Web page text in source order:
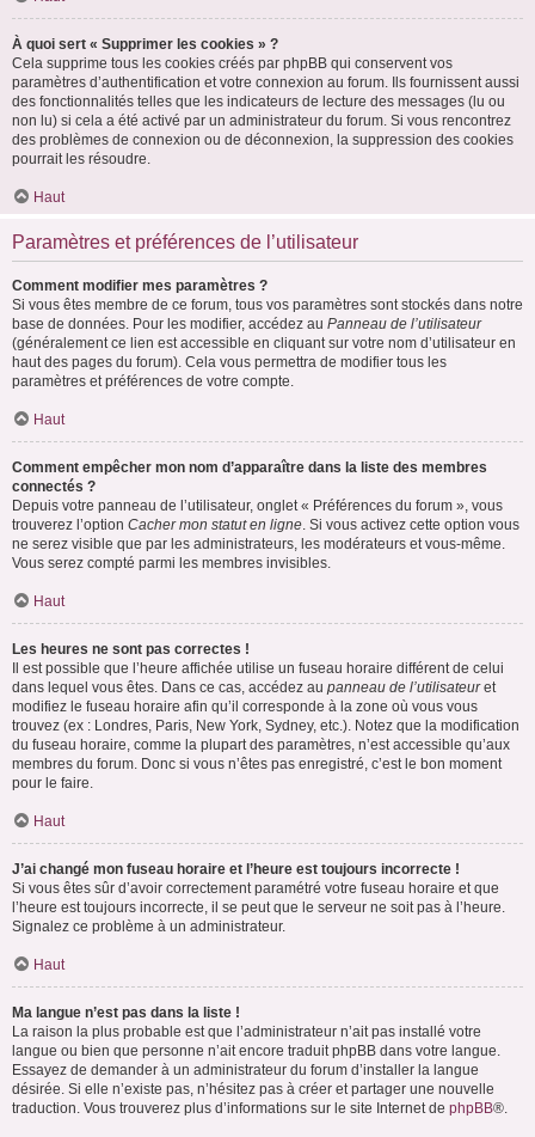
À quoi sert « Supprimer les cookies » ?
Cela supprime tous les cookies créés par phpBB qui conservent vos
paramètres d’authentification et votre connexion au forum. Ils fournissent aussi
des fonctionnalités telles que les indicateurs de lecture des messages (lu ou
non lu) si cela a été activé par un administrateur du forum. Si vous rencontrez
des problèmes de connexion ou de déconnexion, la suppression des cookies
pourrait les résoudre.
Haut
Paramètres et préférences de l’utilisateur
Comment modifier mes paramètres ?
Si vous êtes membre de ce forum, tous vos paramètres sont stockés dans notre
base de données. Pour les modifier, accédez au Panneau de l’utilisateur
(généralement ce lien est accessible en cliquant sur votre nom d’utilisateur en
haut des pages du forum). Cela vous permettra de modifier tous les
paramètres et préférences de votre compte.
Haut
Comment empêcher mon nom d’apparaître dans la liste des membres
connectés ?
Depuis votre panneau de l’utilisateur, onglet « Préférences du forum », vous
trouverez l’option Cacher mon statut en ligne. Si vous activez cette option vous
ne serez visible que par les administrateurs, les modérateurs et vous-même.
Vous serez compté parmi les membres invisibles.
Haut
Les heures ne sont pas correctes !
Il est possible que l’heure affichée utilise un fuseau horaire différent de celui
dans lequel vous êtes. Dans ce cas, accédez au panneau de l’utilisateuret
modifiez le fuseau horaire afin qu’il corresponde à la zone où vous vous
trouvez (ex : Londres, Paris, New York, Sydney, etc.). Notez que la modification
du fuseau horaire, comme la plupart des paramètres, n’est accessible qu’aux
membres du forum. Donc si vous n’êtes pas enregistré, c’est le bon moment
pour le faire.
Haut
J’ai changé mon fuseau horaire et l’heure est toujours incorrecte !
Si vous êtes sûr d’avoir correctement paramétré votre fuseau horaire et que
l’heure est toujours incorrecte, il se peut que le serveur ne soit pas à l’heure.
Signalez ce problème à un administrateur.
Haut
Ma langue n’est pas dans la liste !
La raison la plus probable est que l’administrateur n’ait pas installé votre
langue ou bien que personne n’ait encore traduit phpBB dans votre langue.
Essayez de demander à un administrateur du forum d’installer la langue
désirée. Si elle n’existe pas, n’hésitez pas à créer et partager une nouvelle
traduction. Vous trouverez plus d’informations sur le site Internet de phpBB®.